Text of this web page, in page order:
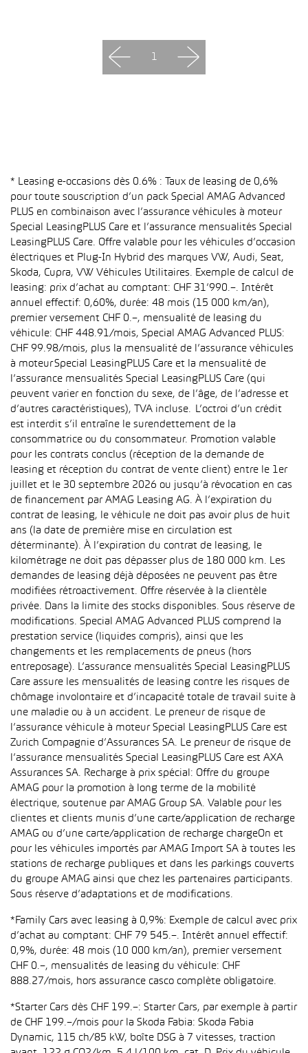
1
* Leasing e-occasions dès 0.6% : Taux de leasing de 0,6%
pour toute souscription d’un pack Special AMAG Advanced
PLUS en combinaison avec l’assurance véhicules à moteur
Special LeasingPLUS Care et l’assurance mensualités Special
LeasingPLUS Care. Offre valable pour les véhicules d’occasion
électriques et Plug-In Hybrid des marques VW, Audi, Seat,
Skoda, Cupra, VW Véhicules Utilitaires. Exemple de calcul de
leasing: prix d’achat au comptant: CHF 31’990.–. Intérêt
annuel effectif: 0,60%, durée: 48 mois (15 000 km/an),
premier versement CHF 0.–, mensualité de leasing du
véhicule: CHF 448.91/mois, Special AMAG Advanced PLUS:
CHF 99.98/mois, plus la mensualité de l’assurance véhicules
à moteur Special LeasingPLUS Care et la mensualité de
l’assurance mensualités Special LeasingPLUS Care (qui
peuvent varier en fonction du sexe, de l’âge, de l’adresse et
d’autres caractéristiques), TVA incluse. L’octroi d’un crédit
est interdit s’il entraîne le surendettement de la
consommatrice ou du consommateur. Promotion valable
pour les contrats conclus (réception de la demande de
leasing et réception du contrat de vente client) entre le 1er
juillet et le 30 septembre 2026 ou jusqu’à révocation en cas
de financement par AMAG Leasing AG. À l’expiration du
contrat de leasing, le véhicule ne doit pas avoir plus de huit
ans (la date de première mise en circulation est
déterminante). À l’expiration du contrat de leasing, le
kilométrage ne doit pas dépasser plus de 180 000 km. Les
demandes de leasing déjà déposées ne peuvent pas être
modifiées rétroactivement. Offre réservée à la clientèle
privée. Dans la limite des stocks disponibles. Sous réserve de
modifications. Special AMAG Advanced PLUS comprend la
prestation service (liquides compris), ainsi que les
changements et les remplacements de pneus (hors
entreposage). L’assurance mensualités Special LeasingPLUS
Care assure les mensualités de leasing contre les risques de
chômage involontaire et d’incapacité totale de travail suite à
une maladie ou à un accident. Le preneur de risque de
l’assurance véhicule à moteur Special LeasingPLUS Care est
Zurich Compagnie d’Assurances SA. Le preneur de risque de
l’assurance mensualités Special LeasingPLUS Care est AXA
Assurances SA. Recharge à prix spécial: Offre du groupe
AMAG pour la promotion à long terme de la mobilité
électrique, soutenue par AMAG Group SA. Valable pour les
clientes et clients munis d’une carte/application de recharge
AMAG ou d’une carte/application de recharge chargeOn et
pour les véhicules importés par AMAG Import SA à toutes les
stations de recharge publiques et dans les parkings couverts
du groupe AMAG ainsi que chez les partenaires participants.
Sous réserve d’adaptations et de modifications.
*Family Cars avec leasing à 0,9%: Exemple de calcul avec prix
d’achat au comptant: CHF 79 545.–. Intérêt annuel effectif:
0,9%, durée: 48 mois (10 000 km/an), premier versement
CHF 0.–, mensualités de leasing du véhicule: CHF
888.27/mois, hors assurance casco complète obligatoire.
*Starter Cars dès CHF 199.–: Starter Cars, par exemple à partir
de CHF 199.–/mois pour la Skoda Fabia: Skoda Fabia
Dynamic, 115 ch/85 kW, boîte DSG à 7 vitesses, traction